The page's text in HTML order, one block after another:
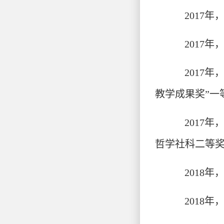
2017年
2017年
2017年
教学成果奖”一
2017年
哲学社科二等
2018年
2018年